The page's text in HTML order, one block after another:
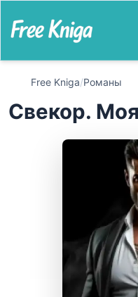
Free Kniga/Романы
Свекор.